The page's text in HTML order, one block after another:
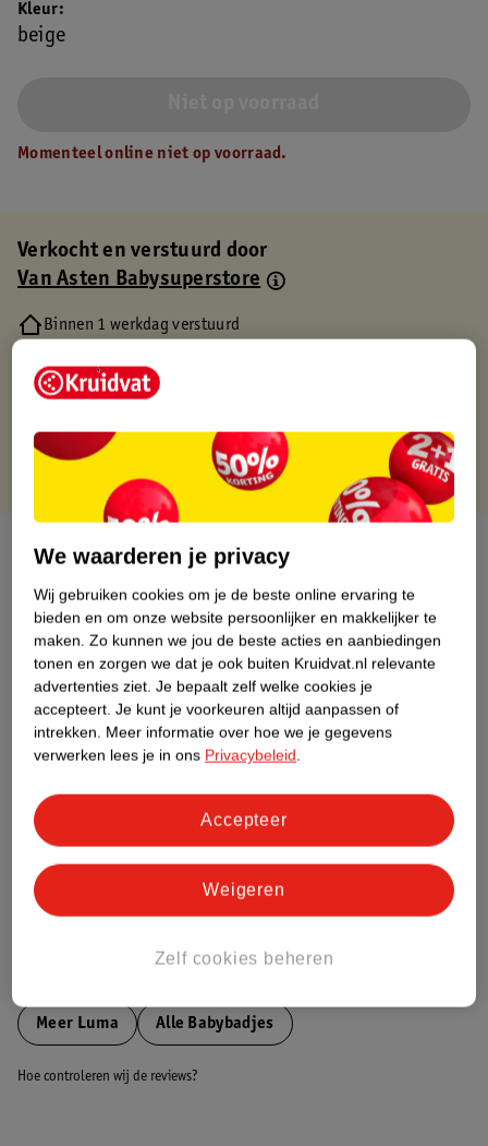
Kleur
beige
Momenteel online niet op voorraad.
Verkocht en verstuurd door
Van Asten Babysuperstore
Binnen 1 werkdag verstuurd
Gratis retourneren via verkooppartner.
Gratis punten met je Kruidvat kaart
Over dit product
Productinformatie
Etiketinformatie
Nature Impact Score
Dit product heeft (nog) geen Nature
Bestel & Bezorginformatie
Meer Luma Alle Babybadjes
Hoe controleren wij de reviews?
We waarderen je privacy
Wij gebruiken cookies om je de beste online ervaring te
bieden en om onze website persoonlijker en makkelijker te
maken. Zo kunnen we jou de beste acties en aanbiedingen
tonen en zorgen we dat je ook buiten Kruidvat.nl relevante
advertenties ziet. Je bepaalt zelf welke cookies je
accepteert. Je kunt je voorkeuren altijd aanpassen of
intrekken. Meer informatie over hoe we je gegevens
verwerken lees je in ons Privacybeleid.
Zelf cookies beheren
Weigeren
Accepteer